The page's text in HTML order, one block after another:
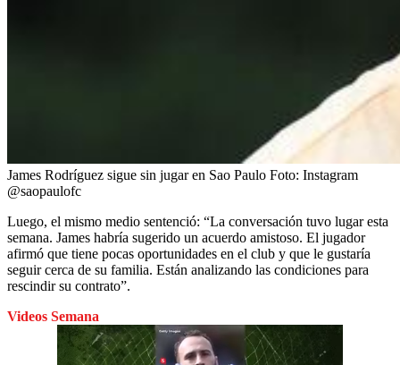
James Rodríguez sigue sin jugar en Sao Paulo Foto: Instagram
@saopaulofc
Luego, el mismo medio sentenció: “La conversación tuvo lugar esta
semana. James habría sugerido un acuerdo amistoso. El jugador
afirmó que tiene pocas oportunidades en el club y que le gustaría
seguir cerca de su familia. Están analizando las condiciones para
rescindir su contrato”.
Videos Semana